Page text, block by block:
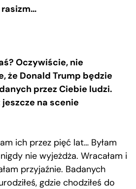
Oczywiście, nie
że Donald Trump będzie
przez Ciebie ludzi.
jeszcze na scenie
ich przez pięć lat… Byłam
nie wyjeżdża. Wracałam i
przyjaźnie. Badanych
gdzie chodziłeś do